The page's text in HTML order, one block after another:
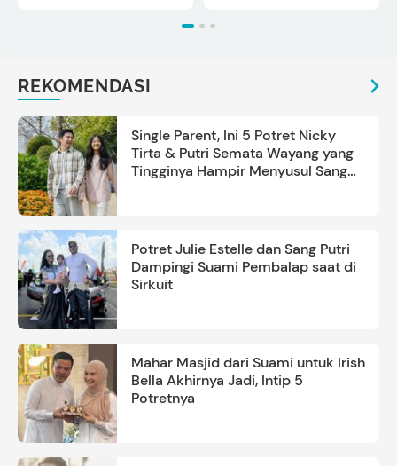
REKOMENDASI
Single Parent, Ini 5 Potret Nicky
Tirta & Putri Semata Wayang yang
Tingginya Hampir Menyusul Sang
Potret Julie Estelle dan Sang Putri
Dampingi Suami Pembalap saat di
Sirkuit
Mahar Masjid dari Suami untuk Irish
Bella Akhirnya Jadi, Intip 5
Potretnya